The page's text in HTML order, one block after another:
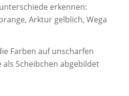
erkennen:
Arktur gelblich, Wega
Farben auf unscharfen
als Scheibchen abgebildet